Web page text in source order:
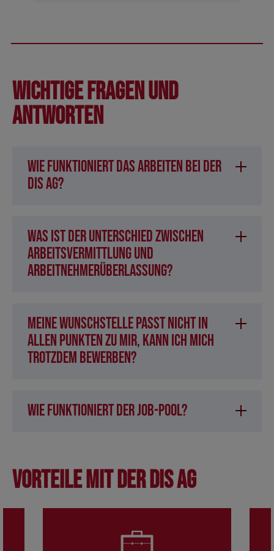
Wichtige Fragen und
Antworten
Wie funktioniert das Arbeiten bei der
DIS AG?
Was ist der Unterschied zwischen
Arbeitsvermittlung und
Arbeitnehmerüberlassung?
Meine Wunschstelle passt nicht in
allen Punkten zu mir, kann ich mich
trotzdem bewerben?
Wie funktioniert der Job-Pool?
Vorteile mit der DIS AG